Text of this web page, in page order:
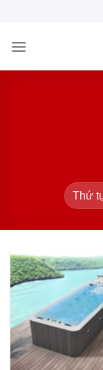
content